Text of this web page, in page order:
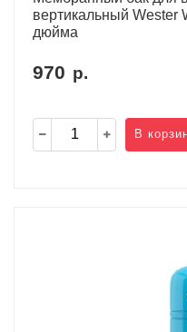
вертикальный Wester
дюйма
970 р.
В